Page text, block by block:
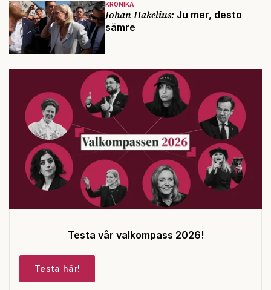
KRÖNIKA
Johan Hakelius: Ju mer, desto
sämre
Testa vår valkompass 2026!
Testa här!